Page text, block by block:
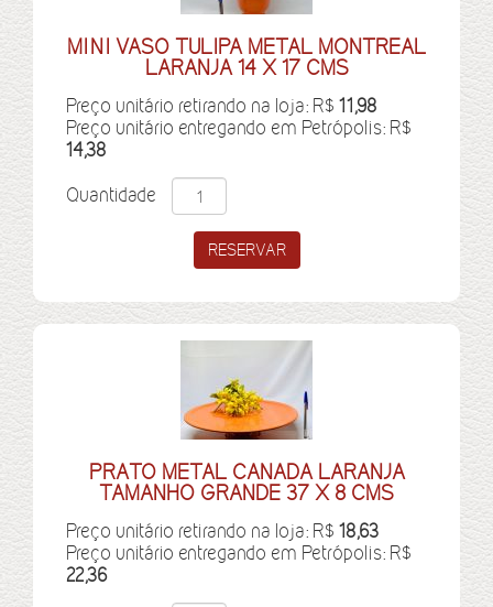
MINI VASO TULIPA METAL MONTREAL
LARANJA 14 X 17 CMS
Preço unitário retirando na loja: R$ 11,98
Preço unitário entregando em Petrópolis: R$
14,38
Quantidade
PRATO METAL CANADA LARANJA
TAMANHO GRANDE 37 X 8 CMS
Preço unitário retirando na loja: R$ 18,63
Preço unitário entregando em Petrópolis: R$
22,36